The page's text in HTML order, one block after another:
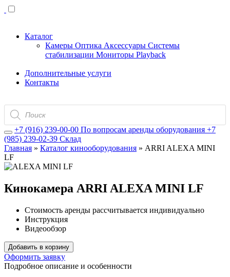
Каталог
Камеры Оптика Аксессуары Системы
стабилизации Мониторы Playback
Дополнительные услуги
Контакты
Поиск
товаров
+7 (916) 239-00-00 По вопросам аренды оборудования +7
(985) 239-02-39 Склад
Главная » Каталог кинооборудования » ARRI ALEXA MINI
LF
Кинокамера ARRI ALEXA MINI LF
Стоимость аренды рассчитывается индивидуально
Инструкция
Видеообзор
Добавить в корзину
Оформить заявку
Подробное описание и особенности